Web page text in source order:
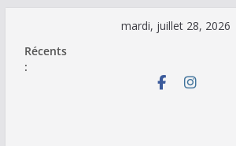
contenu
mardi, juillet 28, 2026
Récents
: